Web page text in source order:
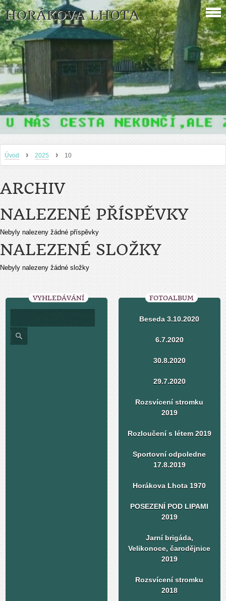
HORÁKOVA LHOTA
Úvod › 2025 › 10
ARCHIV
NALEZENÉ PŘÍSPĚVKY
Nebyly nalezeny žádné příspěvky
NALEZENÉ SLOŽKY
Nebyly nalezeny žádné složky
VYHLEDÁVÁNÍ FOTOALBUM
Beseda 3.10.2020
6.7.2020
30.8.2020
29.7.2020
Rozsvícení stromku
2019
Rozloučení s létem 2019
Sportovní odpoledne
17.8.2019
Horákova Lhota 1970
POSEZENÍ POD LIPAMI
2019
Jarní brigáda,
Velikonoce, čarodějnice
2019
Rozsvícení stromku
2018